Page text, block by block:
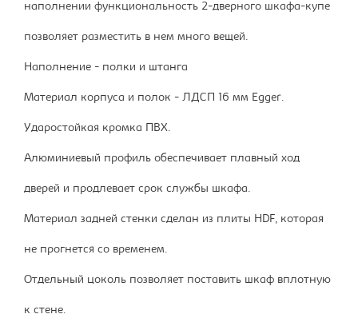
наполнении функциональность 2-дверного шкафа-купе
позволяет разместить в нем много вещей.
Наполнение - полки и штанга
Материал корпуса и полок - ЛДСП 16 мм Egger.
Ударостойкая кромка ПВХ.
Алюминиевый профиль обеспечивает плавный ход
дверей и продлевает срок службы шкафа.
Материал задней стенки сделан из плиты HDF, которая
не прогнется со временем.
Отдельный цоколь позволяет поставить шкаф вплотную
к стене.